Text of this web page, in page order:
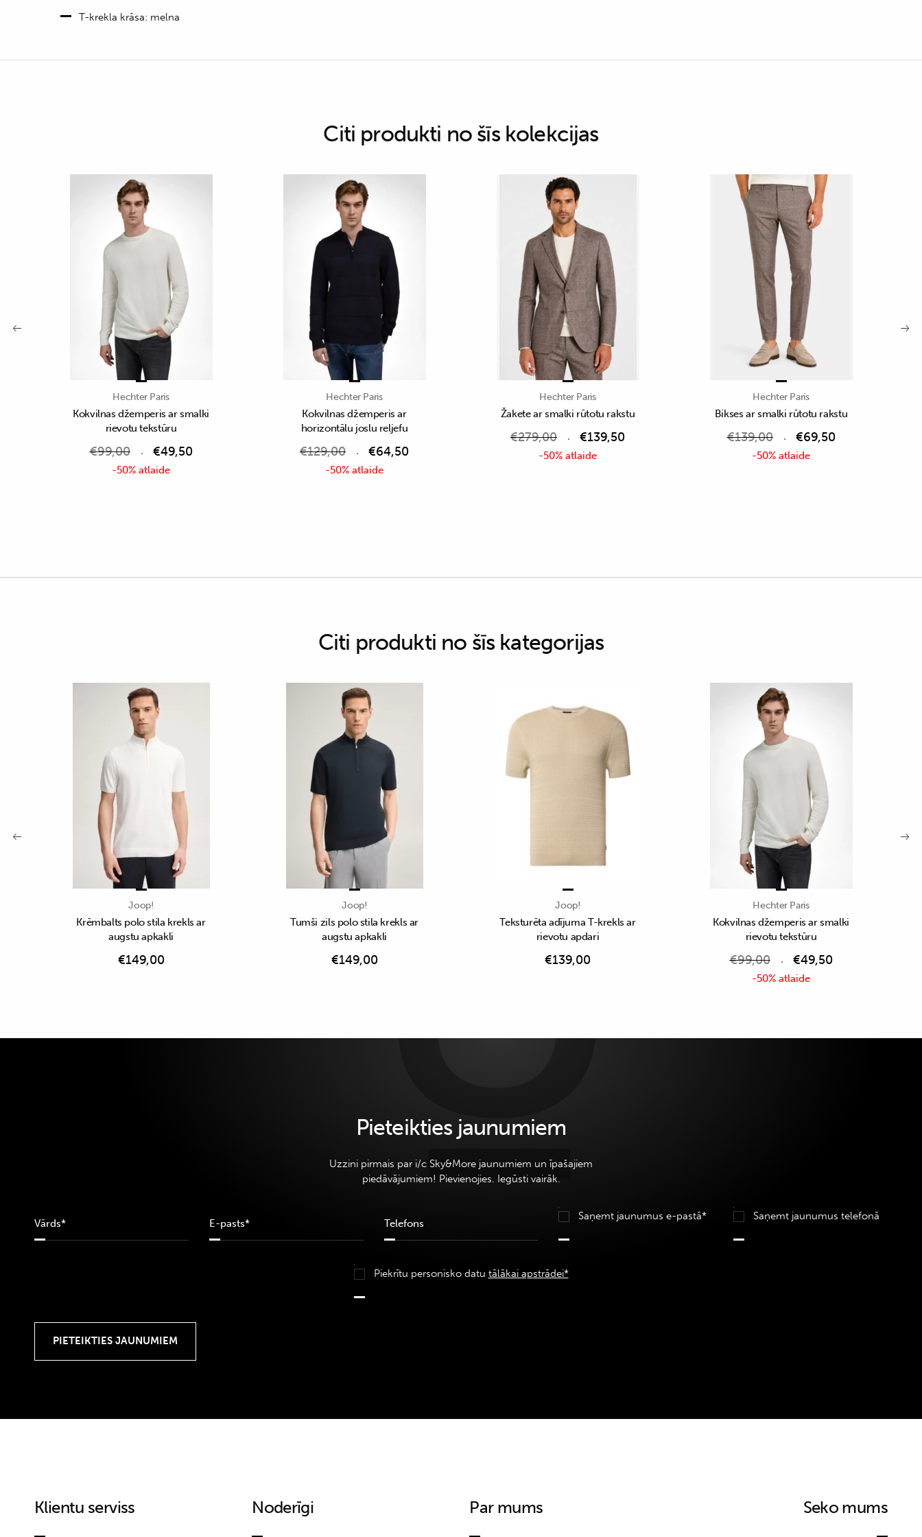
T-krekla krāsa: melna
Citi produkti no šīs kolekcijas
Hechter Paris
Kokvilnas džemperis ar smalki
rievotu tekstūru
€99,00 €49,50
-50% atlaide
Hechter Paris
Kokvilnas džemperis ar
horizontālu joslu reljefu
€129,00 €64,50
-50% atlaide
Hechter Paris
Žakete ar smalki rūtotu rakstu
€279,00 €139,50
-50% atlaide
Hechter Paris
Bikses ar smalki rūtotu rakstu
€139,00 €69,50
-50% atlaide
Citi produkti no šīs kategorijas
Joop!
Krēmbalts polo stila krekls ar
augstu apkakli
€149,00
Joop!
Tumši zils polo stila krekls ar
augstu apkakli
€149,00
Joop!
Teksturēta adījuma T-krekls ar
rievotu apdari
€139,00
Hechter Paris
Kokvilnas džemperis ar smalki
rievotu tekstūru
€99,00 €49,50
-50% atlaide
Pieteikties jaunumiem
Uzzini pirmais par i/c Sky&More jaunumiem un īpašajiem
piedāvājumiem! Pievienojies. Iegūsti vairāk.
Saņemt jaunumus e-pastā* Saņemt jaunumus telefonā
Piekrītu personisko datu tālākai apstrādei*
Klientu serviss Noderīgi Par mums Seko mums